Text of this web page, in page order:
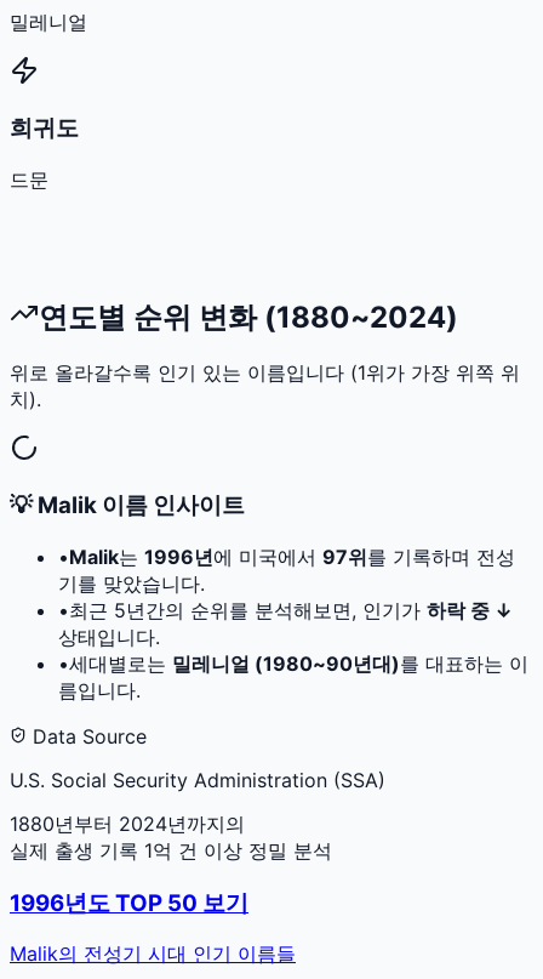
밀레니얼
희귀도
드문
연도별 순위 변화 (1880~2024)
위로 올라갈수록 인기 있는 이름입니다 (1위가 가장 위쪽 위
치).
💡Malik 이름 인사이트
•Malik는 1996년에 미국에서 97위를 기록하며 전성
기를 맞았습니다.
•최근 5년간의 순위를 분석해보면, 인기가 하락 중 ↓
상태입니다.
•세대별로는 밀레니얼 (1980~90년대)를 대표하는 이
름입니다.
Data Source
U.S. Social Security Administration (SSA)
1880년부터 2024년까지의
실제 출생 기록 1억 건 이상 정밀 분석
1996년도 TOP 50 보기
Malik의 전성기 시대 인기 이름들